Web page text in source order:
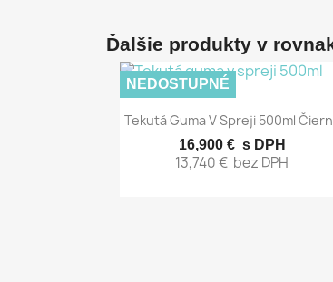
Ďalšie produkty v
Rýchly náhľad
Tekutá Guma V Spreji 500ml
16,900 € s DPH
13,740 € bez DPH
NEDOSTUPNÉ